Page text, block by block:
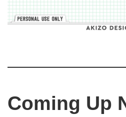
Coming Up